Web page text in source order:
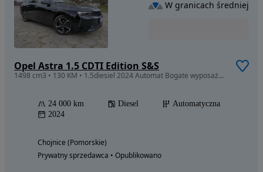
Opel Astra 1.5 CDTI Edition S&S
1498 cm3 • 130 KM • 1.5diesiel 2024 Automat Bogate wyposażenie Jak nowy
24 000 km Diesel
Automatyczna
2024
Chojnice (Pomorskie)
Prywatny sprzedawca • Opublikowano
W granicach średniej